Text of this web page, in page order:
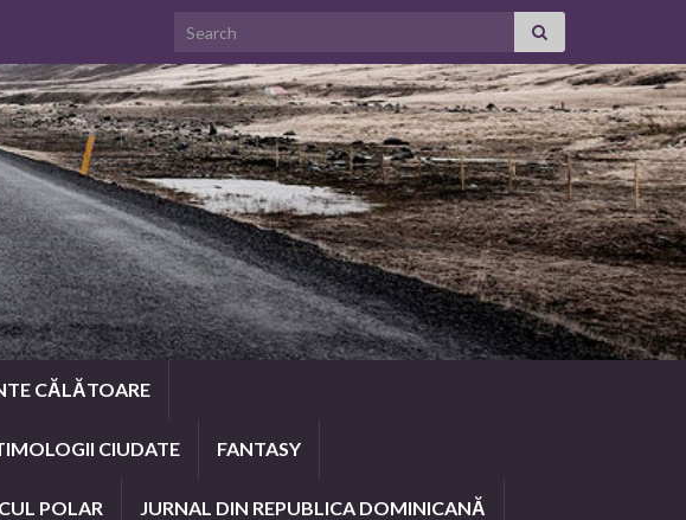
Search for:
CĂLĂTOARE
CIUDATE FANTASY
POLAR JURNAL DIN REPUBLICA DOMINICANĂ